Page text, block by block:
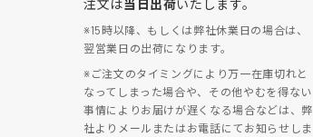
注文は当日出荷いたします。
※15時以降、もしくは弊社休業日の場合は、
翌営業日の出荷になります。
※ご注文のタイミングにより万一在庫切れと
なってしまった場合や、その他やむを得ない
事情によりお届けが遅くなる場合などは、弊
社よりメールまたはお電話にてお知らせしま